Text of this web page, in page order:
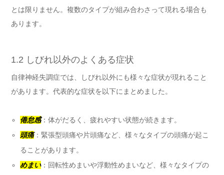
とは限りません。複数のタイプが組み合わさって現れる場合も
あります。
1.2 しびれ以外のよくある症状
自律神経失調症では、しびれ以外にも様々な症状が現れること
があります。代表的な症状を以下にまとめました。
倦怠感：体がだるく、疲れやすい状態が続きます。
頭痛：緊張型頭痛や片頭痛など、様々なタイプの頭痛が起こ
ることがあります。
めまい：回転性めまいや浮動性めまいなど、様々なタイプの